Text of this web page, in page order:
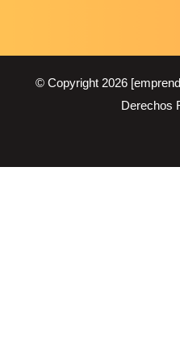
© Copyright 2026
Derechos